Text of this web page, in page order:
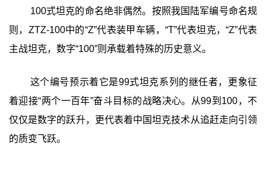
100式坦克的命名绝非偶然。按照我国陆军编号命名规
则，ZTZ-100中的“Z”代表装甲车辆，“T”代表坦克，“Z”代表
主战坦克，数字“100”则承载着特殊的历史意义。
这个编号预示着它是99式坦克系列的继任者，更象征
着迎接“两个一百年”奋斗目标的战略决心。从99到100，不
仅仅是数字的跃升，更代表着中国坦克技术从追赶走向引领
的质变飞跃。